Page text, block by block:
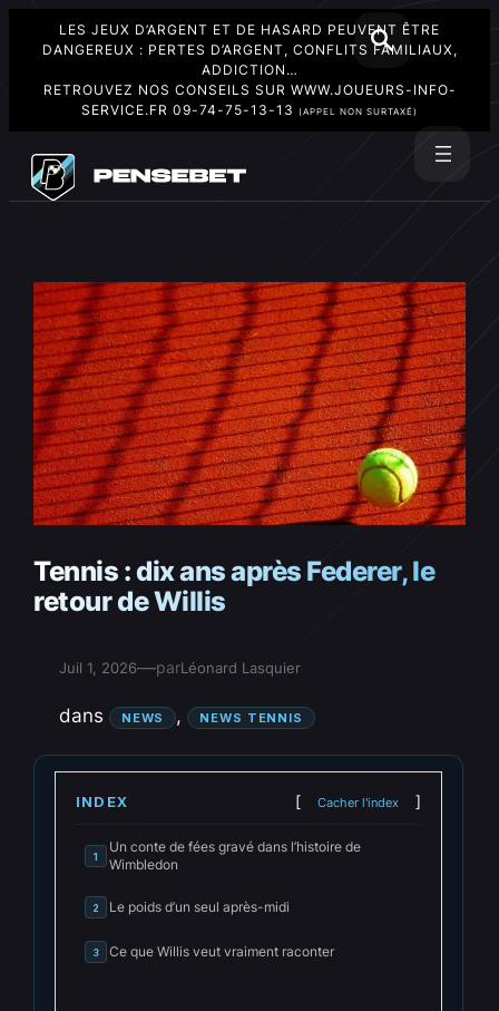
LES JEUX D’ARGENT ET DE HASARD PEUVENT ÊTRE
DANGEREUX : PERTES D’ARGENT, CONFLITS FAMILIAUX,
ADDICTION…
RETROUVEZ NOS CONSEILS SUR WWW.JOUEURS-INFO-
SERVICE.FR 09-74-75-13-13 (APPEL NON SURTAXÉ)
contenu
Tennis : dix ans après Federer, le
retour de Willis
Juil 1, 2026—parLéonard Lasquier
dans NEWS , NEWS TENNIS
INDEX Cacher l'index
1
Un conte de fées gravé dans l’histoire de
Wimbledon
2 Le poids d’un seul après-midi
3 Ce que Willis veut vraiment raconter